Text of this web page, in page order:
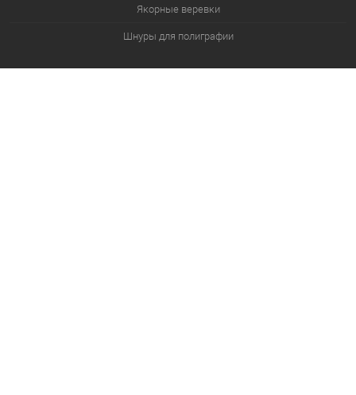
Якорные веревки
Шнуры для полиграфии